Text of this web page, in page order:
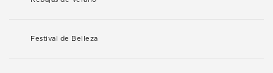
Festival de Belleza